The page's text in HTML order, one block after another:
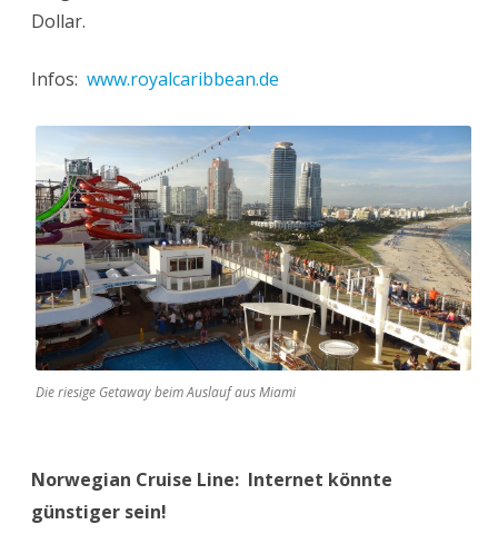
Dollar.
Infos: www.royalcaribbean.de
Die riesige Getaway beim Auslauf aus Miami
Norwegian Cruise Line: Internet könnte
günstiger sein!